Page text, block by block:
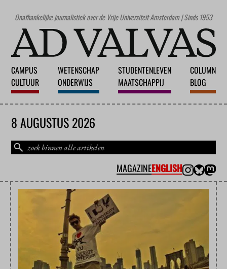
Onafhankelijke journalistiek over de Vrije Universiteit Amsterdam | Sinds 1953
CAMPUS
CULTUUR
WETENSCHAP
ONDERWIJS
STUDENTENLEVEN
MAATSCHAPPIJ
COLUMN
BLOG
8 AUGUSTUS 2026
MAGAZINEENGLISH